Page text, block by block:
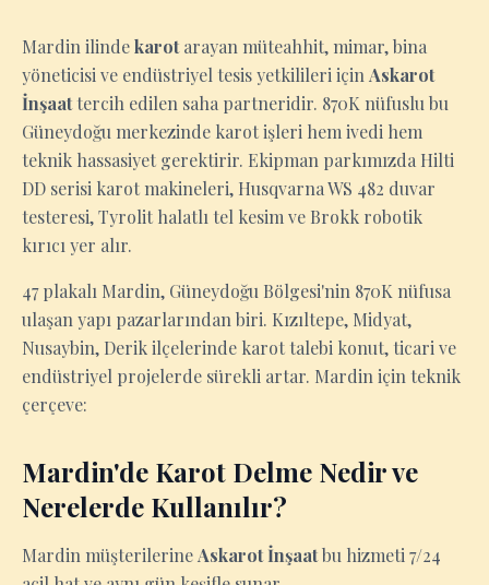
Mardin ilindekarotarayan müteahhit, mimar, bina
yöneticisi ve endüstriyel tesis yetkilileri için Askarot
İnşaattercih edilen saha partneridir. 870K nüfuslu bu
Güneydoğu merkezinde karot işleri hem ivedi hem
teknik hassasiyet gerektirir. Ekipman parkımızda Hilti
DD serisi karot makineleri, Husqvarna WS 482 duvar
testeresi, Tyrolit halatlı tel kesim ve Brokk robotik
kırıcı yer alır.
47 plakalı Mardin, Güneydoğu Bölgesi'nin 870K nüfusa
ulaşan yapı pazarlarından biri. Kızıltepe, Midyat,
Nusaybin, Derik ilçelerinde karot talebi konut, ticari ve
endüstriyel projelerde sürekli artar. Mardin için teknik
çerçeve:
Mardin'de Karot Delme Nedir ve
Nerelerde Kullanılır?
Mardin müşterilerineAskarot İnşaatbu hizmeti 7/24